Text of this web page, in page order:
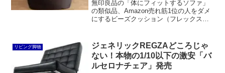
無印良品の「体にフィットするソファ」
の類似品、Amazon売れ筋1位の人をダメ
にするビーズクッション（フレックス販
供用という感じです。
リビング脚物
ジェネリックREGZAどころじゃ
ない！本物の1/10以下の激安「バ
ルセロナチェア」発売